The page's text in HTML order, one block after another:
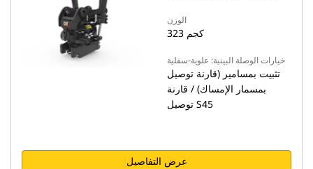
الوزن
323 كجم
خيارات الوصلة البينية: علوية-سفلية
تثبيت بمسامير (قارنة توصيل
بمسمار الإمساك) / قارنة
توصيل S45
عرض التفاصيل